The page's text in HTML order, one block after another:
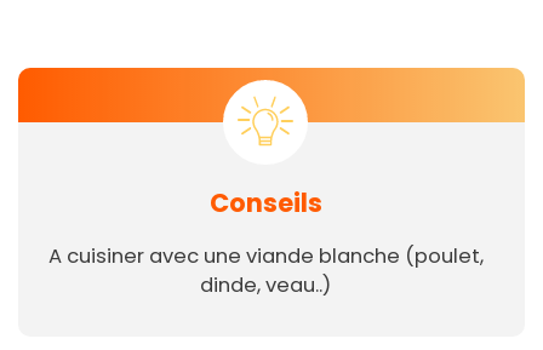
Conseils
A cuisiner avec une viande blanche (poulet,
dinde, veau..)